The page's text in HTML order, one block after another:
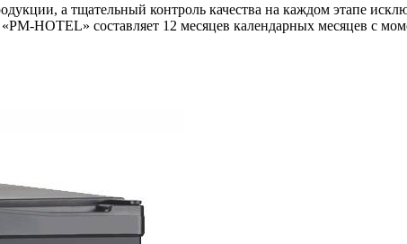
а тщательный контроль качества на каждом этапе
HOTEL» составляет 12 месяцев календарных месяцев с